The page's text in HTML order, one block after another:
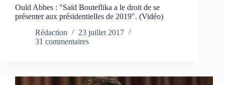
Ould Abbes : "Saïd Bouteflika a le droit de se
présenter aux présidentielles de 2019". (Vidéo)
Rédaction
23 juillet 2017
31 commentaires